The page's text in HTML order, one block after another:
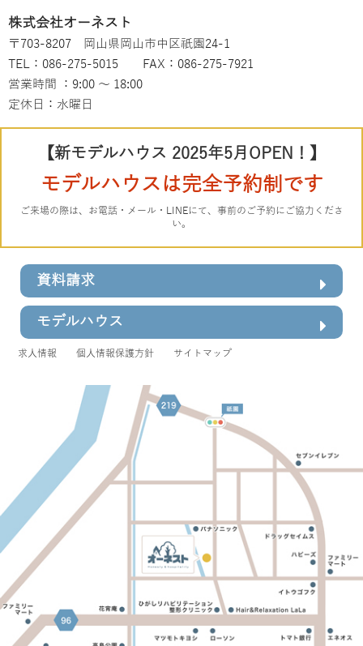
株式会社オーネスト
〒703-8207 岡山県岡山市中区祇園24-1
TEL：086-275-5015 FAX：086-275-7921
営業時間 ：9:00 ～ 18:00
定休日：水曜日
【新モデルハウス 2025年5月OPEN！】
モデルハウスは完全予約制です
ご来場の際は、お電話・メール・LINEにて、事前のご予約にご協力くださ
い。
資料請求
モデルハウス
求人情報 個人情報保護方針 サイトマップ